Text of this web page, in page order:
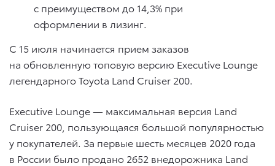
с преимуществом до 14,3% при
оформлении в лизинг.
C 15 июля начинается прием заказов
на обновленную топовую версию Executive Lounge
легендарного Toyota Land Cruiser 200.
Executive Lounge — максимальная версия Land
Cruiser 200, пользующаяся большой популярностью
у покупателей. За первые шесть месяцев 2020 года
в России было продано 2652 внедорожника Land